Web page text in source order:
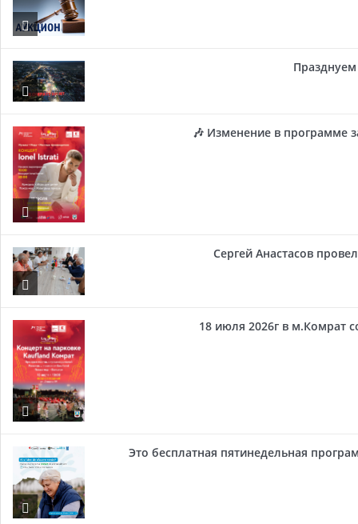
Празднуем
🎶 Изменение в программе
Сергей Анастасов
18 июля 2026г в м.Комрат
Это бесплатная пятинедельная